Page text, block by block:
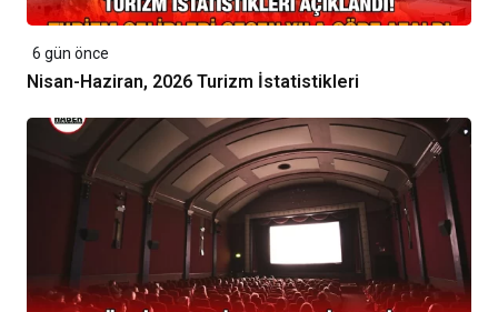
6 gün önce
Nisan-Haziran, 2026 Turizm İstatistikleri